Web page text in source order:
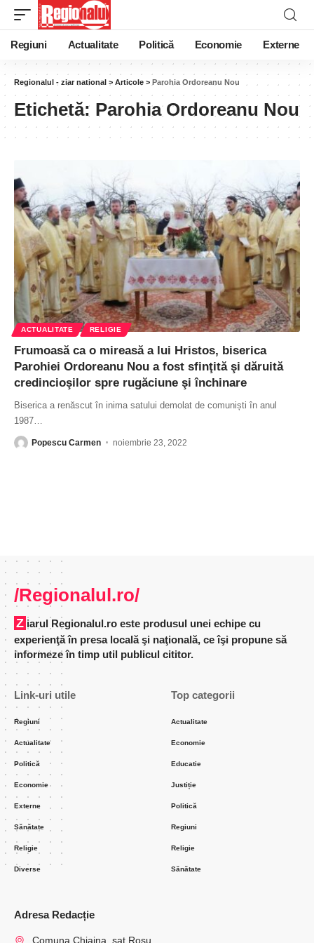
Regiuni Actualitate Politică Economie Externe
Regionalul - ziar national > Articole > Parohia Ordoreanu Nou
Etichetă: Parohia Ordoreanu Nou
ACTUALITATE RELIGIE
Frumoasă ca o mireasă a lui Hristos, biserica
Parohiei Ordoreanu Nou a fost sfinţită şi dăruită
credincioşilor spre rugăciune şi închinare
Biserica a renăscut în inima satului demolat de comuniști în anul
1987
Popescu Carmen noiembrie 23, 2022
/Regionalul.ro/
Ziarul Regionalul.ro este produsul unei echipe cu
experienţă în presa locală şi naţională, ce îşi propune să
informeze în timp util publicul cititor.
Link-uri utile
Regiuni
Actualitate
Politică
Economie
Externe
Sănătate
Religie
Diverse
Top categorii
Actualitate
Economie
Educatie
Justiție
Politică
Regiuni
Religie
Sănătate
Adresa Redacție
Comuna Chiajna, sat Rosu